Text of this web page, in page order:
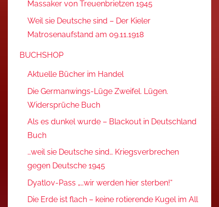
Massaker von Treuenbrietzen 1945
Weil sie Deutsche sind – Der Kieler
Matrosenaufstand am 09.11.1918
BUCHSHOP
Aktuelle Bücher im Handel
Die Germanwings-Lüge Zweifel. Lügen.
Widersprüche Buch
Als es dunkel wurde – Blackout in Deutschland
Buch
…weil sie Deutsche sind… Kriegsverbrechen
gegen Deutsche 1945
Dyatlov-Pass „…wir werden hier sterben!“
Die Erde ist flach – keine rotierende Kugel im All